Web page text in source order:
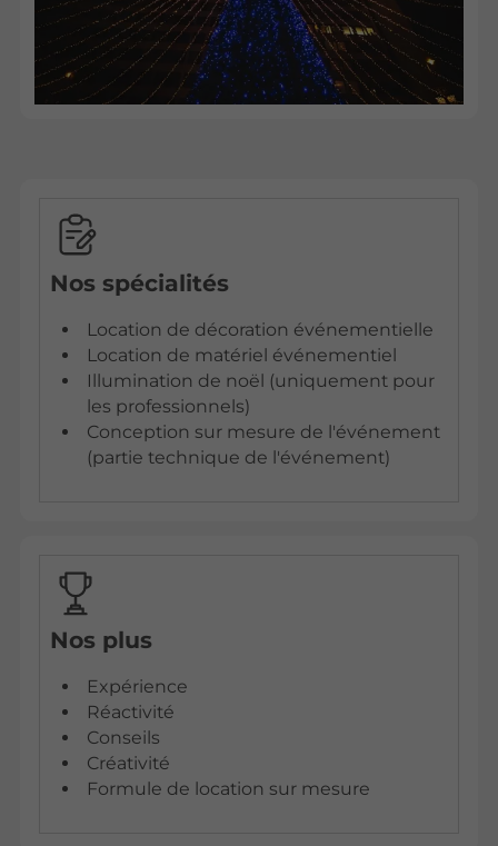
Nos spécialités
Location de décoration événementielle
Location de matériel événementiel
Illumination de noël (uniquement pour
les professionnels)
Conception sur mesure de l'événement
(partie technique de l'événement)
Nos plus
Expérience
Réactivité
Conseils
Créativité
Formule de location sur mesure